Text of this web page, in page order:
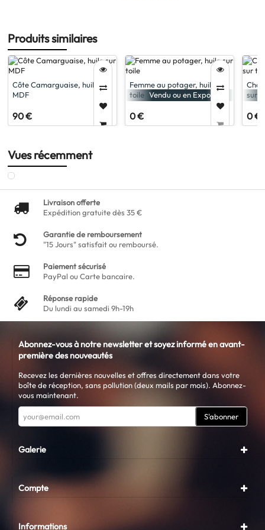
Produits similaires
Côte Camarguaise, huile sur
MDF
90 €
Vendu ou en Expo
Femme au potager, huile sur
toile
0 €
sur
0 €
Vues récemment
Livraison offerte
Expédition gratuite dès 35 €
Garantie de remboursement
"15 Jours" satisfait ou remboursé.
Paiement sécurisé
PayPal ou Carte bancaire.
Réponse rapide
Du lundi au samedi 9h-19h
Abonnez-vous à notre newsletter et soyez informé en avant-
première des nouveautés
Recevez les dernières nouvelles et offres directement dans votre
boîte de réception, sans pollution (deux mails par mois). Abonnez-
vous maintenant.
S'abonner
Galerie
Compte
Informations